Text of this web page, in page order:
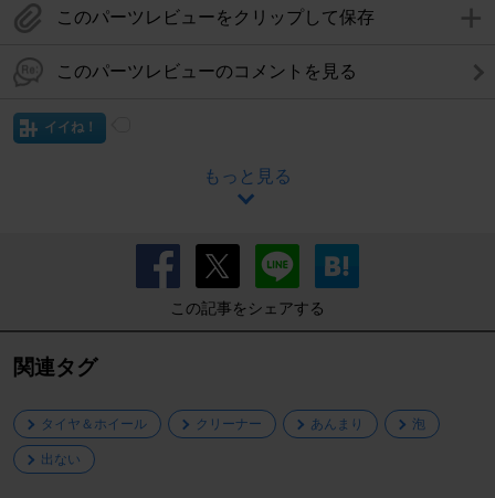
このパーツレビューをクリップして保存
このパーツレビューのコメントを見る
イイね！
もっと見る
この記事をシェアする
関連タグ
タイヤ＆ホイール クリーナー あんまり 泡
出ない